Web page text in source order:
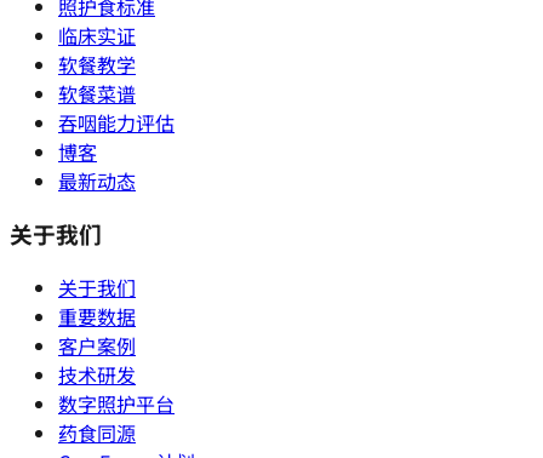
临床实证
软餐教学
软餐菜谱
吞咽能力评估
博客
最新动态
关于我们
关于我们
重要数据
客户案例
技术研发
数字照护平台
药食同源